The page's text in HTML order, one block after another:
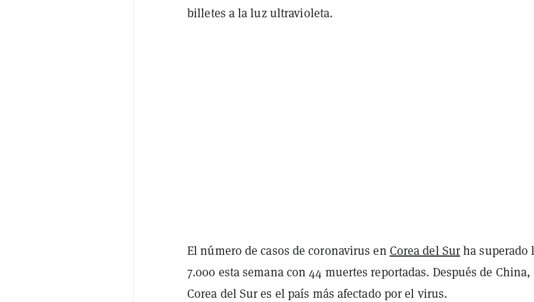
billetes a la luz ultravioleta.
El número de casos de coronavirus en Corea del Surha superado
7.000 esta semana con 44 muertes reportadas. Después de China,
Corea del Sur es el país más afectado por el virus.